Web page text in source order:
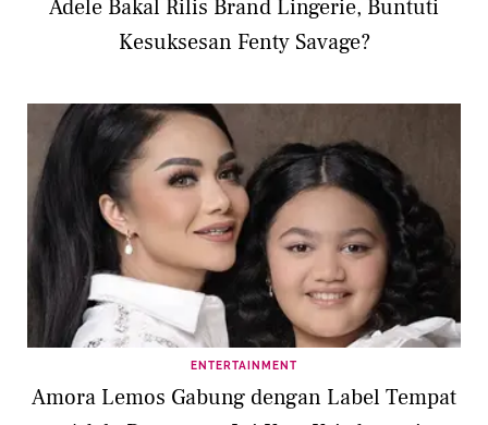
Adele Bakal Rilis Brand Lingerie, Buntuti
Kesuksesan Fenty Savage?
ENTERTAINMENT
Amora Lemos Gabung dengan Label Tempat